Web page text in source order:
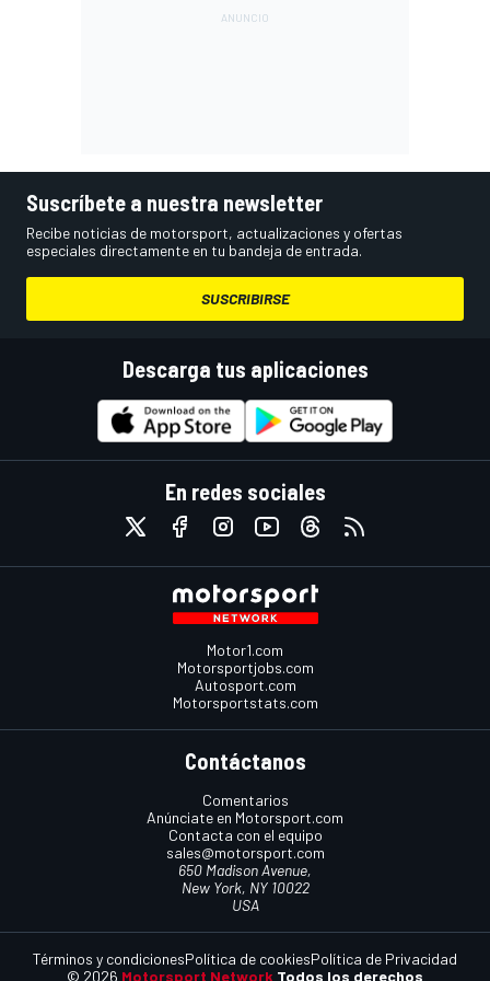
Suscríbete a nuestra newsletter
Recibe noticias de motorsport, actualizaciones y ofertas
especiales directamente en tu bandeja de entrada.
SUSCRIBIRSE
Descarga tus aplicaciones
En redes sociales
Motor1.com
Motorsportjobs.com
Autosport.com
Motorsportstats.com
Contáctanos
Comentarios
Anúnciate en Motorsport.com
Contacta con el equipo
sales@motorsport.com
650 Madison Avenue,
New York, NY 10022
USA
© 2026 Motorsport Network Todos los derechos
Términos y condicionesPolítica de cookiesPolítica de Privacidad